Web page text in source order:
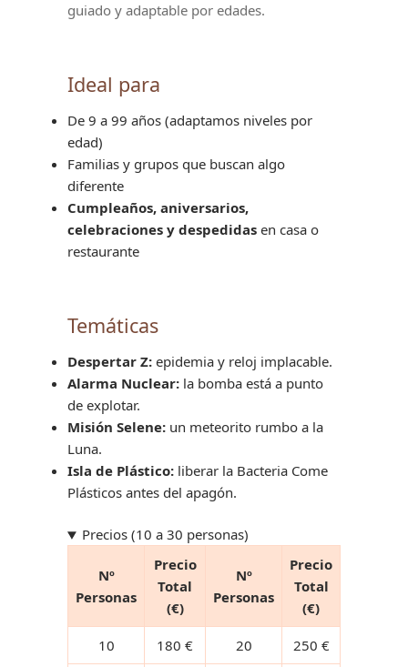
guiado y adaptable por edades.
Ideal para
De 9 a 99 años (adaptamos niveles por
edad)
Familias y grupos que buscan algo
diferente
Cumpleaños, aniversarios,
celebraciones y despedidas en casa o
restaurante
Temáticas
Despertar Z: epidemia y reloj implacable.
Alarma Nuclear: la bomba está a punto
de explotar.
Misión Selene: un meteorito rumbo a la
Luna.
Isla de Plástico: liberar la Bacteria Come
Plásticos antes del apagón.
Precios (10 a 30 personas)
Nº
Personas
Precio
Total
(€)
Nº
Personas
Precio
Total
(€)
10 180 € 20 250 €